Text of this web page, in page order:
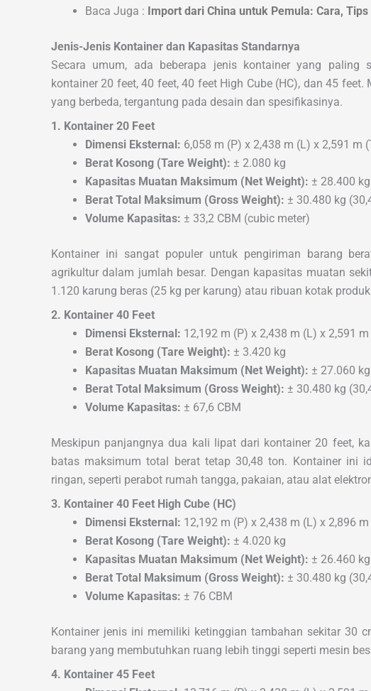
Baca Juga : Import dari China untuk Pemula: Cara,
Jenis-Jenis Kontainer dan Kapasitas Standarnya
Secara umum, ada beberapa jenis kontainer yang paling
kontainer 20 feet, 40 feet, 40 feet High Cube (HC), dan 45
yang berbeda, tergantung pada desain dan spesifikasinya.
1. Kontainer 20 Feet
Dimensi Eksternal: 6,058 m (P) x 2,438 m (L) x 2,591 m
Berat Kosong (Tare Weight): ± 2.080 kg
Kapasitas Muatan Maksimum (Net Weight): ± 28.400
Berat Total Maksimum (Gross Weight): ± 30.480 kg
Volume Kapasitas: ± 33,2 CBM (cubic meter)
Kontainer ini sangat populer untuk pengiriman barang
agrikultur dalam jumlah besar. Dengan kapasitas muatan
1.120 karung beras (25 kg per karung) atau ribuan kotak
2. Kontainer 40 Feet
Dimensi Eksternal: 12,192 m (P) x 2,438 m (L) x 2,591
Berat Kosong (Tare Weight): ± 3.420 kg
Kapasitas Muatan Maksimum (Net Weight): ± 27.060
Berat Total Maksimum (Gross Weight): ± 30.480 kg
Volume Kapasitas: ± 67,6 CBM
Meskipun panjangnya dua kali lipat dari kontainer 20 feet,
batas maksimum total berat tetap 30,48 ton. Kontainer ini
ringan, seperti perabot rumah tangga, pakaian, atau alat
3. Kontainer 40 Feet High Cube (HC)
Dimensi Eksternal: 12,192 m (P) x 2,438 m (L) x 2,896
Berat Kosong (Tare Weight): ± 4.020 kg
Kapasitas Muatan Maksimum (Net Weight): ± 26.460
Berat Total Maksimum (Gross Weight): ± 30.480 kg
Volume Kapasitas: ± 76 CBM
Kontainer jenis ini memiliki ketinggian tambahan sekitar 30
barang yang membutuhkan ruang lebih tinggi seperti mesin
4. Kontainer 45 Feet